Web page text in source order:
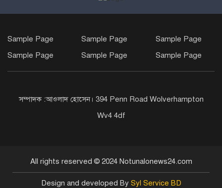
Sample Page Sample Page
Sample Page
Sample Page
Sample Page Sample Page
সম্পাদক :আওলাদ হোসেন। 394 Penn Road Wolverhampton
Wv4 4df
All rights reserved © 2024 Notunalonews24.com
Design and developed By Syl Service BD